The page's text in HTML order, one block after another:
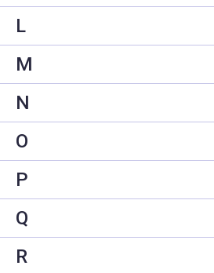
L
M
N
O
P
Q
R